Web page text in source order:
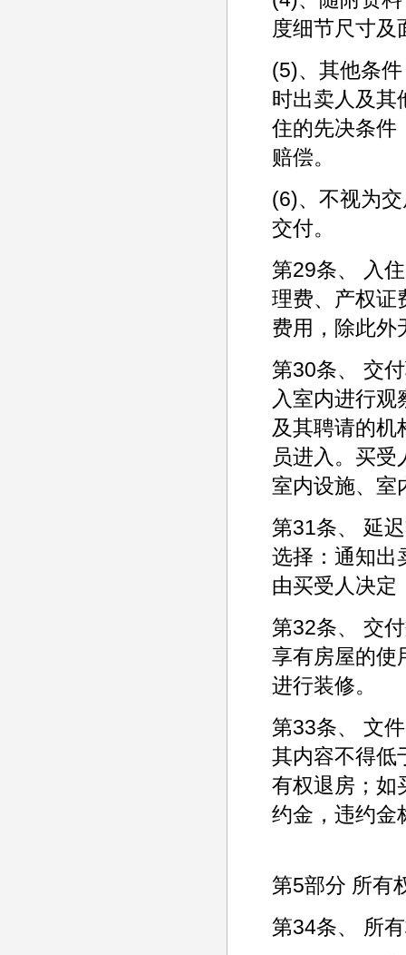
度细节尺寸及
(5)、其他条
时出卖人及其
住的先决条件
赔偿。
(6)、不视为
交付。
第29条、 入
理费、产权证
费用，除此外
第30条、 交
入室内进行
及其聘请的机
员进入。买
室内设施、室
第31条、 延
选择：通知出
由买受人决定
第32条、 交
享有房屋的使
进行装修。
第33条、 文
其内容不得低
有权退房；如
约金，违约金
第5部分 所有
第34条、 所